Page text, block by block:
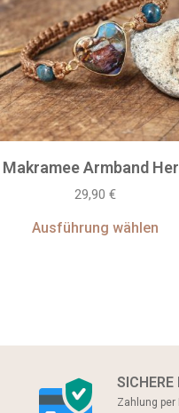
Makramee Armband
29,90 €
Ausführung wählen
Zahlung